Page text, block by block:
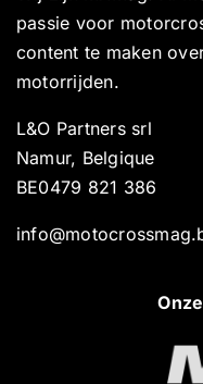
passie voor
content te maken
motorrijden.
L&O Partners srl
Namur, Belgique
BE0479 821 386